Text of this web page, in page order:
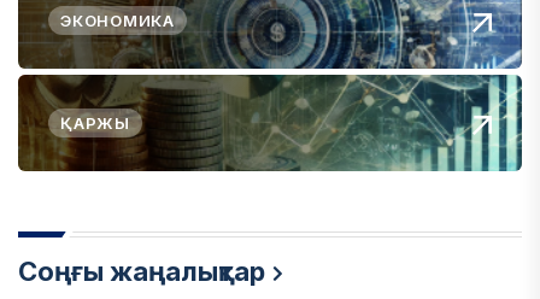
ЭКОНОМИКА
ҚАРЖЫ
Соңғы жаңалықтар